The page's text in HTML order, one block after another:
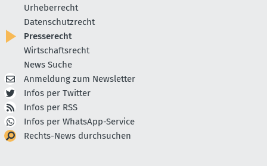
Urheberrecht
Datenschutzrecht
Presserecht
Wirtschaftsrecht
News Suche
Anmeldung zum Newsletter
Infos per Twitter
Infos per RSS
Infos per WhatsApp-Service
Rechts-News durchsuchen